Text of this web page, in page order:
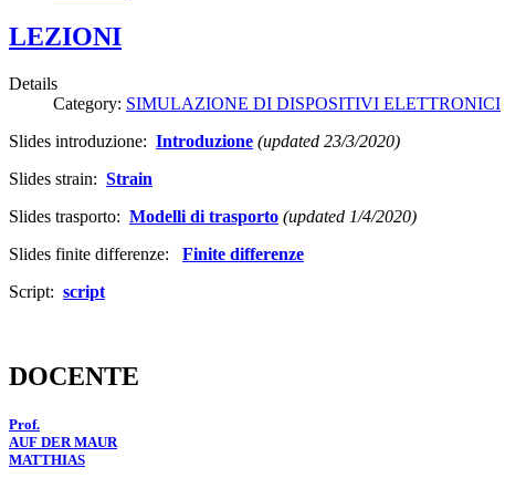
LEZIONI
Details
Category: SIMULAZIONE DI DISPOSITIVI ELETTRONICI
Slides introduzione: Introduzione (updated 23/3/2020)
Slides strain: Strain
Slides trasporto: Modelli di trasporto (updated 1/4/2020)
Slides finite differenze:
Finite differenze
Script: script
DOCENTE
Prof.
AUF DER MAUR
MATTHIAS